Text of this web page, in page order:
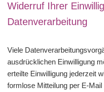
Widerruf Ihrer
Datenverarbeitung
Viele
ausdrücklichen Einwilligung
erteilte Einwilligung jederzeit
formlose Mitteilung per E-